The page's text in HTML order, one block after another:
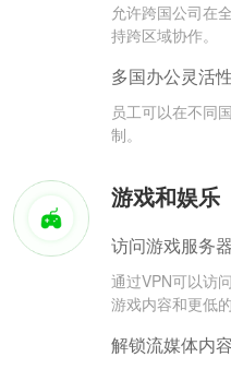
允许跨国公司在
持跨区域协作。
多国办公灵活性
员工可以在不同
制。
游戏和娱乐
访问游戏服务器
通过VPN可以访
游戏内容和更低的
解锁流媒体内容